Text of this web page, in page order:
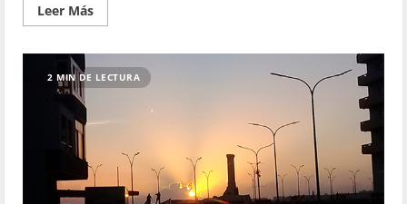
Leer Más
2 MIN DE LECTURA